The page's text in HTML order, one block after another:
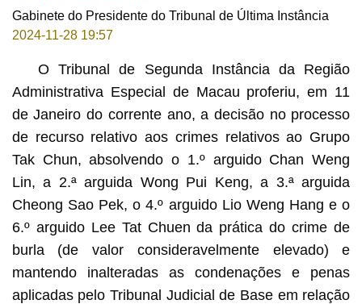
Gabinete do Presidente do Tribunal de Última Instância
2024-11-28 19:57
O Tribunal de Segunda Instância da Região
Administrativa Especial de Macau proferiu, em 11
de Janeiro do corrente ano, a decisão no processo
de recurso relativo aos crimes relativos ao Grupo
Tak Chun, absolvendo o 1.º arguido Chan Weng
Lin, a 2.ª arguida Wong Pui Keng, a 3.ª arguida
Cheong Sao Pek, o 4.º arguido Lio Weng Hang e o
6.º arguido Lee Tat Chuen da prática do crime de
burla (de valor consideravelmente elevado) e
mantendo inalteradas as condenações e penas
aplicadas pelo Tribunal Judicial de Base em relação